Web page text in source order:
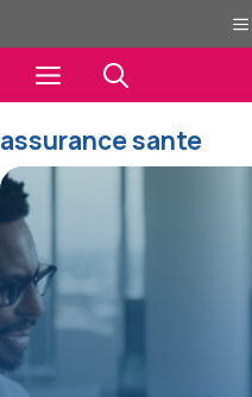
au
contenuMenu
assurance sante